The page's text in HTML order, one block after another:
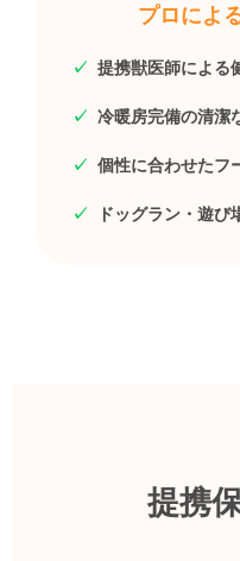
プロによ
提携獣医師による
冷暖房完備の清潔
個性に合わせたフ
ドッグラン・遊び
提携